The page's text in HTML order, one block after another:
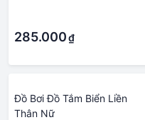
285.000₫
Đồ Bơi Đồ Tắm Biển Liền
Thân Nữ